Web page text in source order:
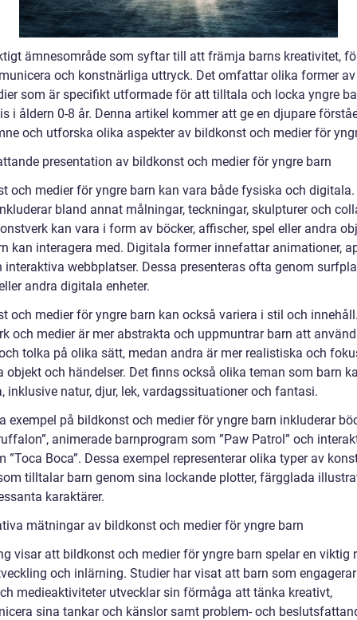
ämnesområde som syftar till att främja barns kreativitet,
och konstnärliga uttryck. Det omfattar olika former
som är specifikt utformade för att tilltala och locka yngre
i åldern 0-8 år. Denna artikel kommer att ge en djupare
och utforska olika aspekter av bildkonst och medier för
presentation av bildkonst och medier för yngre barn
och medier för yngre barn kan vara både fysiska och
bland annat målningar, teckningar, skulpturer och
kan vara i form av böcker, affischer, spel eller andra
kan interagera med. Digitala former innefattar animationer,
interaktiva webbplatser. Dessa presenteras ofta genom
andra digitala enheter.
och medier för yngre barn kan också variera i stil och
och medier är mer abstrakta och uppmuntrar barn att
tolka på olika sätt, medan andra är mer realistiska och
objekt och händelser. Det finns också olika teman som barn
inklusive natur, djur, lek, vardagssituationer och fantasi.
exempel på bildkonst och medier för yngre barn inkluderar
animerade barnprogram som ”Paw Patrol” och
”Toca Boca”. Dessa exempel representerar olika typer av
tilltalar barn genom sina lockande plotter, färgglada
karaktärer.
mätningar av bildkonst och medier för yngre barn
visar att bildkonst och medier för yngre barn spelar en viktig
och inlärning. Studier har visat att barn som
medieaktiviteter utvecklar sin förmåga att tänka kreativt,
sina tankar och känslor samt problem- och